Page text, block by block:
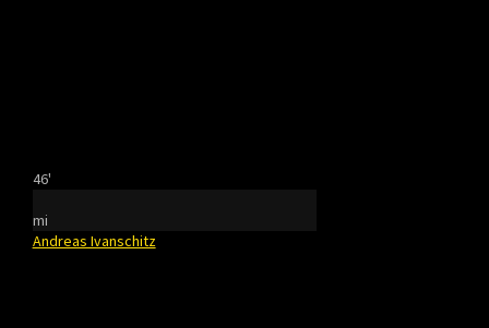
46'
mi
Andreas Ivanschitz